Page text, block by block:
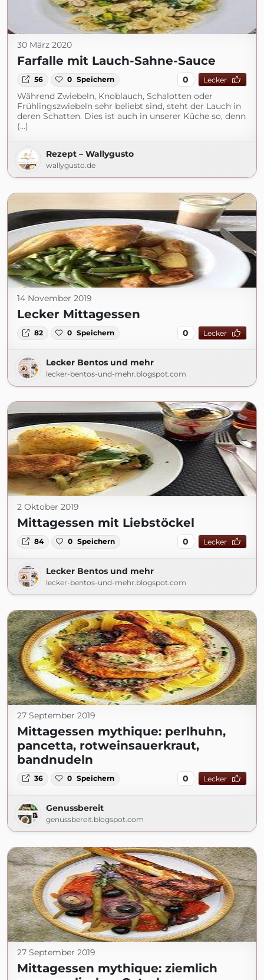
30 März 2020
Farfalle mit Lauch-Sahne-Sauce
56 0 Speichern 0 Lecker
Während Zwiebeln, Knoblauch, Schalotten oder
Frühlingszwiebeln sehr beliebt sind, steht der Lauch in
deren Schatten. Dies ist auch in unserer Küche so, denn
(...)
Rezept – Wallygusto
wallygusto.de
14 November 2019
Lecker Mittagessen
82 0 Speichern 0 Lecker
Lecker Bentos und mehr
lecker-bentos-und-mehr.blogspot.com
2 Oktober 2019
Mittagessen mit Liebstöckel
84 0 Speichern 0 Lecker
Lecker Bentos und mehr
lecker-bentos-und-mehr.blogspot.com
27 September 2019
Mittagessen mythique: perlhuhn,
pancetta, rotweinsauerkraut,
bandnudeln
36 0 Speichern 0 Lecker
Genussbereit
genussbereit.blogspot.com
27 September 2019
Mittagessen mythique: ziemlich